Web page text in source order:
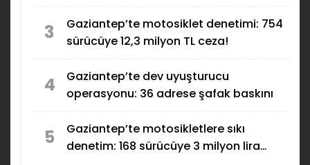
3
Gaziantep’te motosiklet denetimi: 754
sürücüye 12,3 milyon TL ceza!
4
Gaziantep’te dev uyuşturucu
operasyonu: 36 adrese şafak baskını
5
Gaziantep’te motosikletlere sıkı
denetim: 168 sürücüye 3 milyon lira